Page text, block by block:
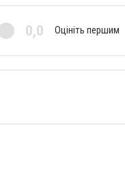
0,0 Оцініть першим